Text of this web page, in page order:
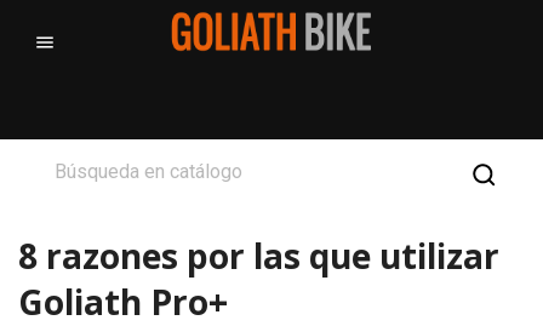

8 razones por las que utilizar
Goliath Pro+